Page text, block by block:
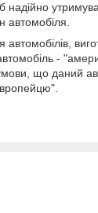
надійно
автомобіля.
автомобілів,
-
що даний